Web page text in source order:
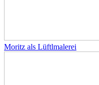
Moritz als Lüftlmalerei